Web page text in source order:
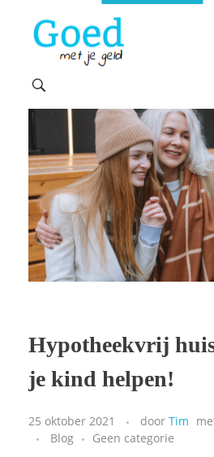
maakt 'moeilijke' financiën makkelijk
Hypotheekvrij
je kind helpen!
25 oktober 2021 door Tim
Blog
Geen categorie